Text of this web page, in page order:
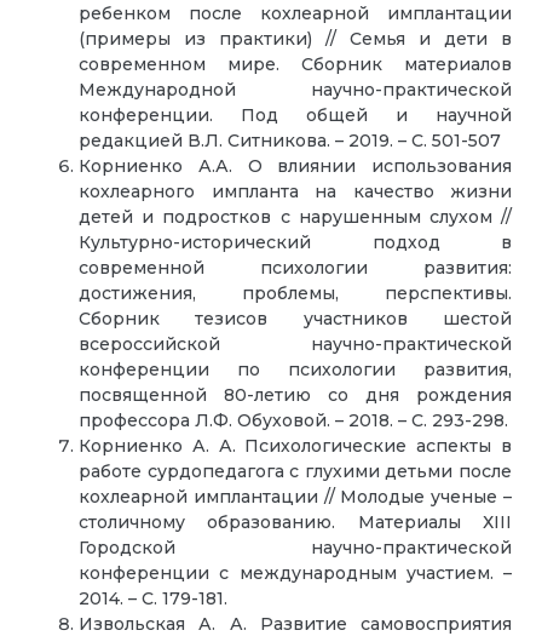
ребенком после кохлеарной имплантации
(примеры из практики) // Семья и дети в
современном мире. Сборник материалов
Международной научно-практической
конференции. Под общей и научной
редакцией В.Л. Ситникова. – 2019. – С. 501-507
Корниенко А.А. О влиянии использования
кохлеарного импланта на качество жизни
детей и подростков с нарушенным слухом //
Культурно-исторический подход в
современной психологии развития:
достижения, проблемы, перспективы.
Сборник тезисов участников шестой
всероссийской научно-практической
конференции по психологии развития,
посвященной 80-летию со дня рождения
профессора Л.Ф. Обуховой. – 2018. – С. 293-298.
Корниенко А. А. Психологические аспекты в
работе сурдопедагога с глухими детьми после
кохлеарной имплантации // Молодые ученые –
столичному образованию. Материалы ХIII
Городской научно-практической
конференции с международным участием. –
2014. – С. 179-181.
Извольская А. А. Развитие самовосприятия